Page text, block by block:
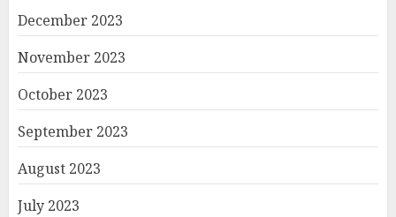
December 2023
November 2023
October 2023
September 2023
August 2023
July 2023